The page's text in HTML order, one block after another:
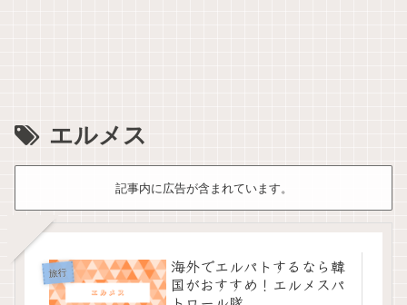
エルメス
記事内に広告が含まれています。
旅行
海外でエルパトするなら韓
国がおすすめ！エルメスパ